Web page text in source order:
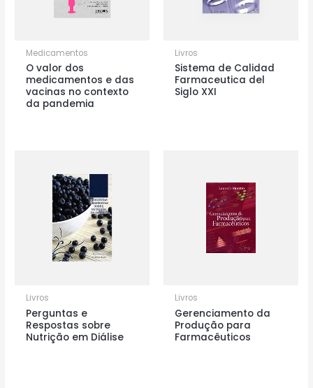
Medicamentos
O valor dos
medicamentos e das
vacinas no contexto
da pandemia
Livros
Sistema de Calidad
Farmaceutica del
Siglo XXI
Livros
Perguntas e
Respostas sobre
Nutrição em Diálise
Livros
Gerenciamento da
Produção para
Farmacêuticos